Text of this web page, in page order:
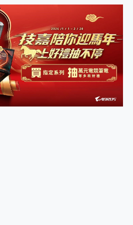
好玩好拍 vivo V50 ~ 口袋裡的 Zeiss 潮流攝影棚!
B&O 精品級音響! Home+ 中嘉寬頻 SoundBox 劇院串流盒 開箱 評測
2億 APO蔡司長焦神機降臨~ vivo X200 Pro、vivo X200 就是這麼好拍
EaseUS Vocal Remover 免費線上去聲器一鍵去除人聲 人聲 音樂分離 2024 消除人聲推薦
3 個超值 MHN 飛人工具分享~~ iToolab AnyGo 魔物獵人 Now飛人 ios教學 不出門也可以到處走
Locawhere AnyTo 寶可夢飛人 AnyTo 不出門也可以飛遍全世界
小體積 40000mAh 超大容量 一次充5個設備 充好充滿 CUKTECH 酷態科 300W 微型充電站 開箱 評測
97.3% 恢復率，資料救援就是這麼簡單 EaseUS Data Recovery Wizard Free 18.0.0 業界最好的資料救援軟體